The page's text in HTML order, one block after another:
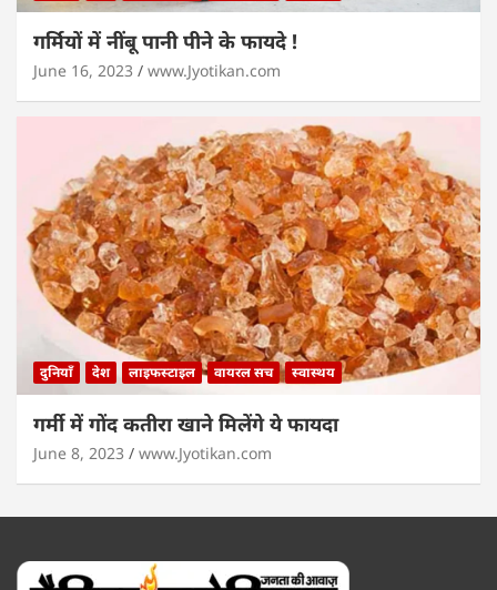
गर्मियों में नींबू पानी पीने के फायदे !
June 16, 2023 www.Jyotikan.com
दुनियाँ देश लाइफस्टाइल वायरल सच स्वास्थय
गर्मी में गोंद कतीरा खाने मिलेंगे ये फायदा
June 8, 2023 www.Jyotikan.com